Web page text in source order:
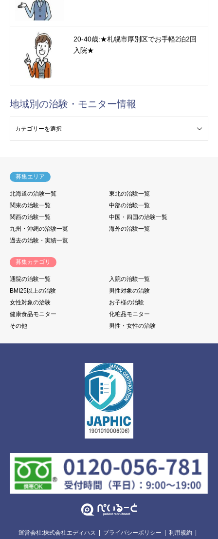
20-40歳:★札幌市厚別区でお手軽2泊2回
入院★
地域別の治験・モニター情報
募集エリア
北海道の治験一覧
東北の治験一覧
関東の治験一覧
中部の治験一覧
関西の治験一覧
中国・四国の治験一覧
九州・沖縄の治験一覧
海外の治験一覧
過去の治験・実績一覧
募集カテゴリ
通院の治験一覧
入院の治験一覧
BMI25以上の治験
男性対象の治験
女性対象の治験
お子様の治験
健康食品モニター
化粧品モニター
その他
男性・女性の治験
運営会社:株式会社エディハス プライバシーポリシー 利用規約